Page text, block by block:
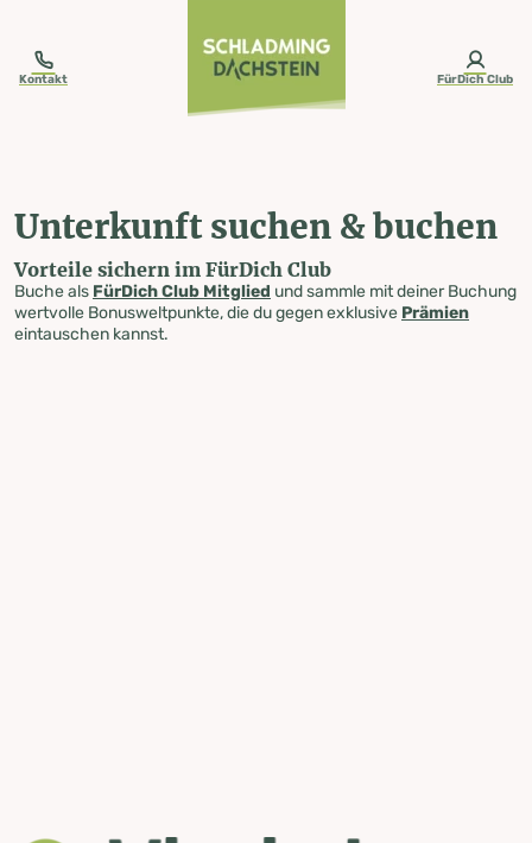
Kontakt FürDich Club
Unterkunft suchen & buchen
Vorteile sichern im FürDich Club
Buche als FürDich Club Mitglied und sammle mit deiner Buchung
wertvolle Bonusweltpunkte, die du gegen exklusive Prämien
eintauschen kannst.